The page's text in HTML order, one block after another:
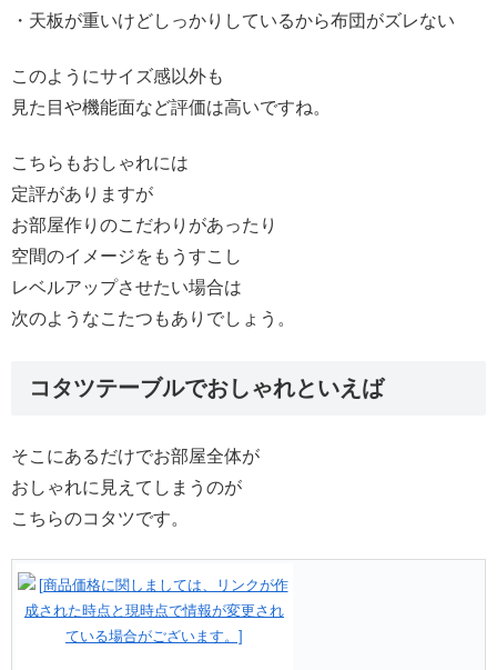
・天板が重いけどしっかりしているから布団がズレない
このようにサイズ感以外も
見た目や機能面など評価は高いですね。
こちらもおしゃれには
定評がありますが
お部屋作りのこだわりがあったり
空間のイメージをもうすこし
レベルアップさせたい場合は
次のようなこたつもありでしょう。
コタツテーブルでおしゃれといえば
そこにあるだけでお部屋全体が
おしゃれに見えてしまうのが
こちらのコタツです。